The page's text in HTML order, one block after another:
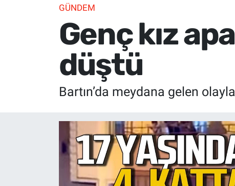
GÜNDEM
Genç kız
düştü
Bartın’da meydana gelen